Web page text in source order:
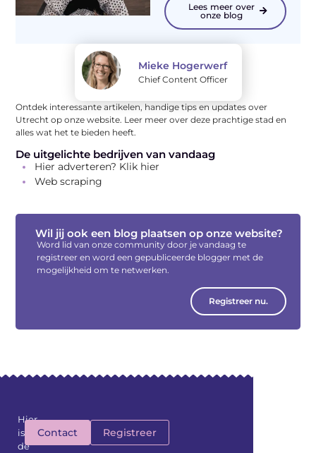
Lees meer over
onze blog
Mieke Hogerwerf
Chief Content Officer
Ontdek interessante artikelen, handige tips en updates over
Utrecht op onze website. Leer meer over deze prachtige stad en
alles wat het te bieden heeft.
De uitgelichte bedrijven van vandaag
Hier adverteren? Klik hier
Web scraping
Wil jij ook een blog plaatsen op onze website?
Word lid van onze community door je vandaag te
registreer en word een gepubliceerde blogger met de
mogelijkheid om te netwerken.
Registreer nu.
Hier
is
de
Contact Registreer